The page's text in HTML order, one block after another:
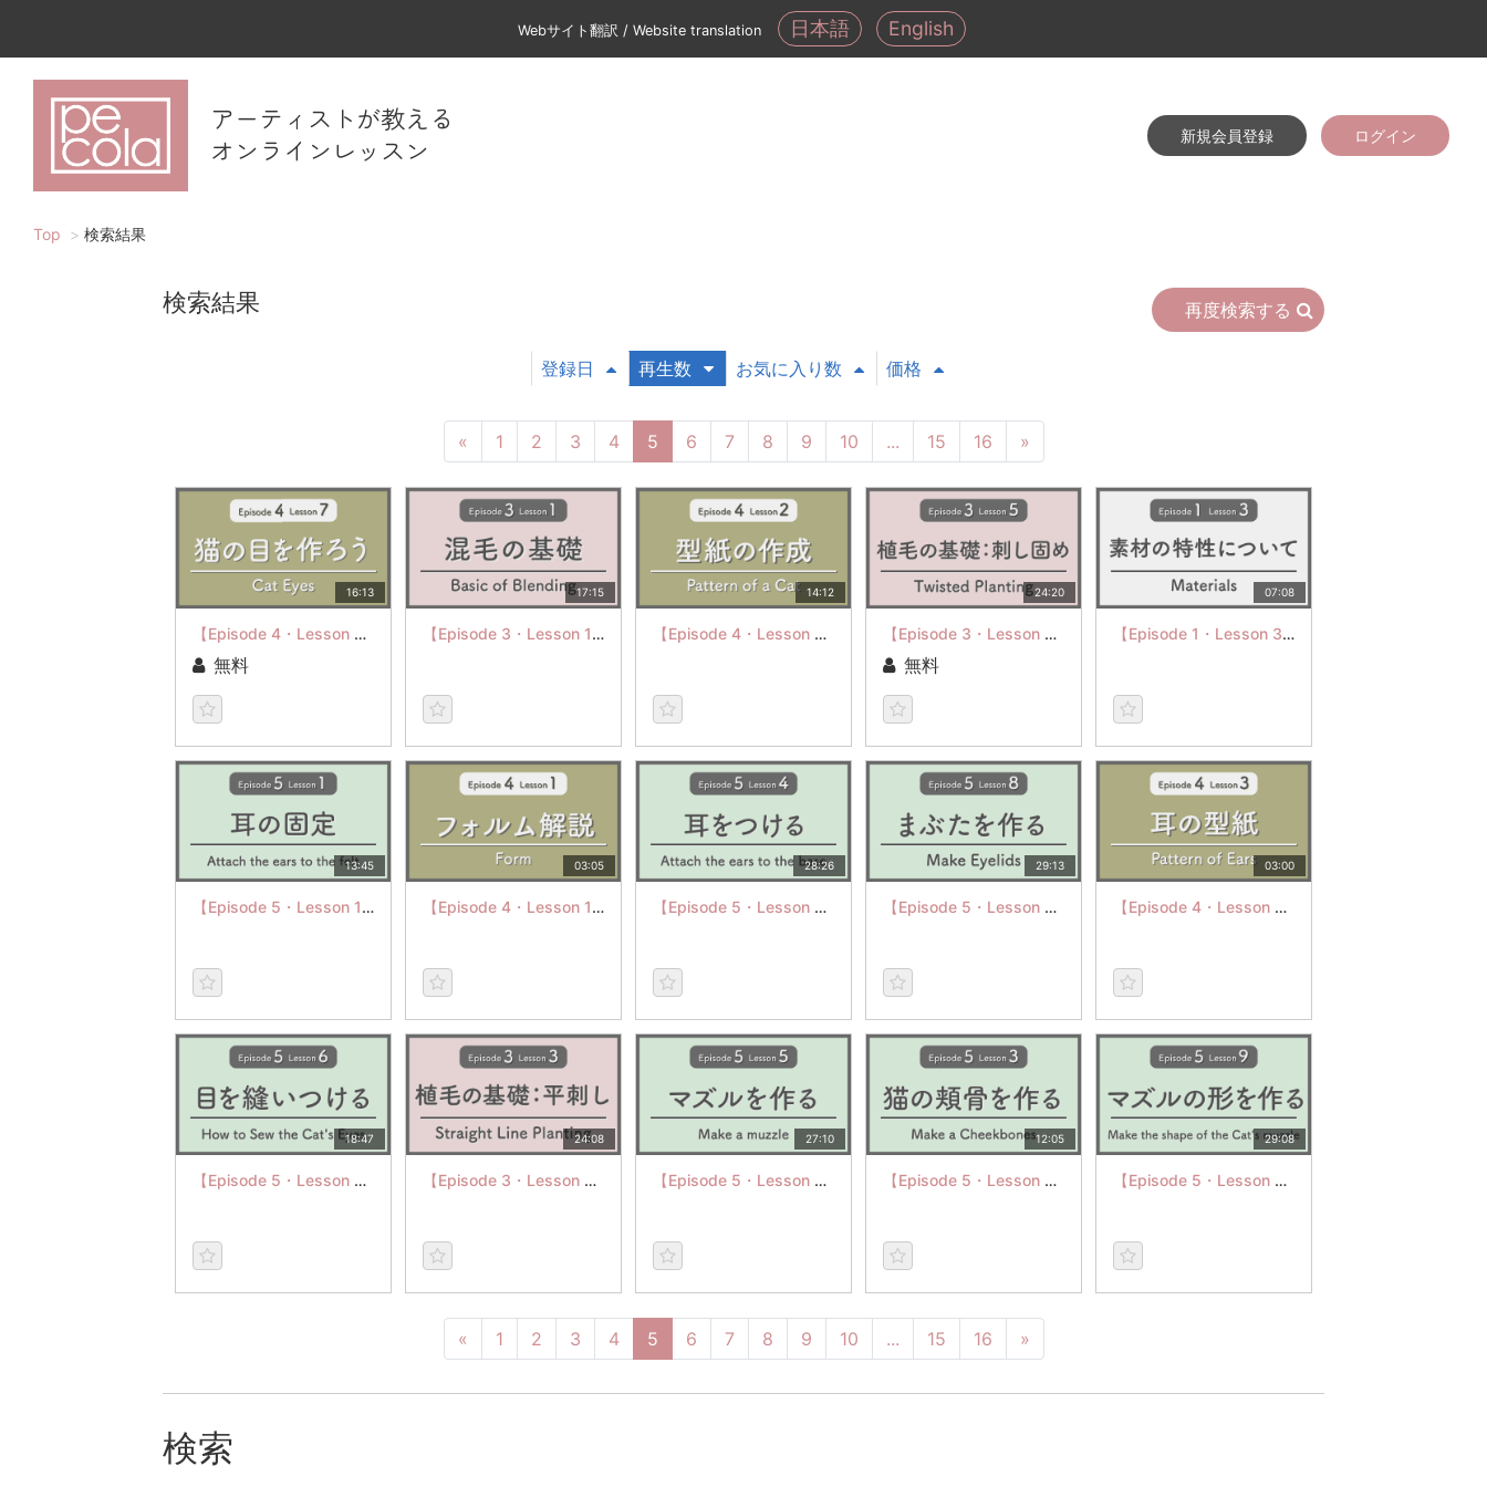
Webサイト翻訳 / Website translation 日本語 English
アーティストが教える
オンラインレッスン
新規会員登録 ログイン
Top 検索結果
検索結果 再度検索する
登録日 再生数 お気に入り数 価格
« 1 2 3 4 5 6 7 8 9 10 ... 15 16 »
16:13
【Episode 4・Lesson 7】Cat Eyes
無料
17:15
【Episode 3・Lesson 1】Basic of Blending
14:12
【Episode 4・Lesson 2】Pattern of a Cat
24:20
【Episode 3・Lesson 5】Twisted Planting
無料
07:08
【Episode 1・Lesson 3】Materials
13:45
【Episode 5・Lesson 1】Attach the ears to the felt
03:05
【Episode 4・Lesson 1】Form
28:26
【Episode 5・Lesson 4】Attach the ears to the base
29:13
【Episode 5・Lesson 8】Make Eyelids
03:00
【Episode 4・Lesson 3】Pattern of Ears
18:47
【Episode 5・Lesson 6】How to Sew the Cat's Eye
24:08
【Episode 3・Lesson 3】Straight Line Planting
27:10
【Episode 5・Lesson 5】Make a muzzle
12:05
【Episode 5・Lesson 3】Make a Cheekbones
29:08
【Episode 5・Lesson 9】Make the shepe of a Cat's muzzle
« 1 2 3 4 5 6 7 8 9 10 ... 15 16 »
検索